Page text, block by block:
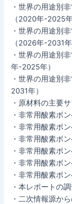
・世界の用途別
（2020年-2025年
・世界の用途別
（2026年-2031年
・世界の用途別
年-2025年）
・世界の用途別
2031年）
・原材料の主要
・非常用酸素ボ
・非常用酸素ボ
・非常用酸素ボ
・非常用酸素ボ
・非常用酸素ボ
・非常用酸素ボ
・本レポートの
・二次情報源か